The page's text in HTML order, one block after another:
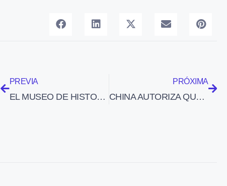
PREVIA
EL MUSEO DE HISTORIA DE BARCELONA ORGANIZA LAS JORNADAS «LOS REFUGIOS ANTIAÉREOS DE BARCELONA. CRITERIOS DE INTERVENCIÓN PATRIMONIAL»
PRÓXIMA
CHINA AUTORIZA QUE FLIGHT DESIGN VENDA Y FABRIQUE EN EL PAÍS EL AVIÓN LIGERO CT